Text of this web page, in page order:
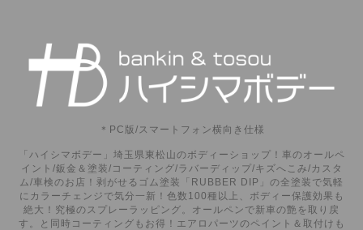
＊PC版/スマートフォン横向き仕様
「ハイシマボデー」埼玉県東松山のボディーショップ！車のオールペ
イント/鈑金＆塗装/コーティング/ラバーディップ/キズへこみ/カスタ
ム/車検のお店！剥がせるゴム塗装「RUBBER DIP」の全塗装で気軽
にカラーチェンジで気分一新！色数100種以上、ボディー保護効果も
絶大！究極のスプレーラッピング。オールペンで新車の艶を取り戻
す。と同時コーティングもお得！エアロパーツのペイント＆取付けも